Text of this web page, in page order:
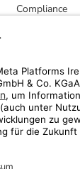
Compliance